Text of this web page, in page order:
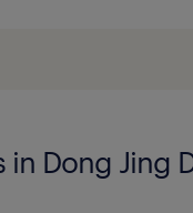
in Dong Jing